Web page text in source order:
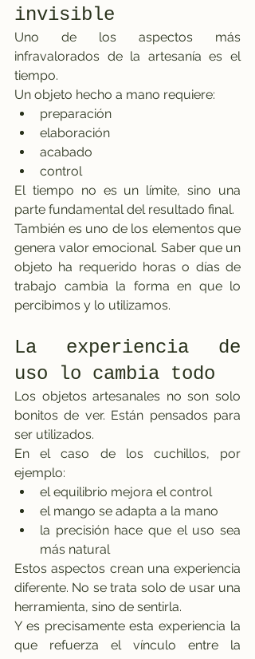
invisible
Uno de los aspectos más
infravalorados de la artesanía es el
tiempo.
Un objeto hecho a mano requiere:
preparación
elaboración
acabado
control
El tiempo no es un límite, sino una
parte fundamental del resultado final.
También es uno de los elementos que
genera valor emocional. Saber que un
objeto ha requerido horas o días de
trabajo cambia la forma en que lo
percibimos y lo utilizamos.
La experiencia de
uso lo cambia todo
Los objetos artesanales no son solo
bonitos de ver. Están pensados para
ser utilizados.
En el caso de los cuchillos, por
ejemplo:
el equilibrio mejora el control
el mango se adapta a la mano
la precisión hace que el uso sea
más natural
Estos aspectos crean una experiencia
diferente. No se trata solo de usar una
herramienta, sino de sentirla.
Y es precisamente esta experiencia la
que refuerza el vínculo entre la